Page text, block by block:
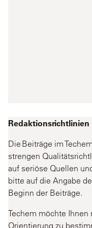
Die Beiträge im
strengen
auf seriöse Quellen
bitte auf die Angabe
Beginn der Beiträge.
Techem möchte
Orientierung zu